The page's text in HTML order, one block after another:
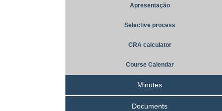
Apresentação
Selective process
CRA calculator
Course Calendar
Minutes
Documents